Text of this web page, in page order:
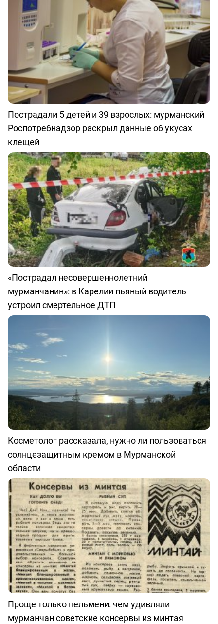
Пострадали 5 детей и 39 взрослых: мурманский
Роспотребнадзор раскрыл данные об укусах
клещей
«Пострадал несовершеннолетний
мурманчанин»: в Карелии пьяный водитель
устроил смертельное ДТП
Косметолог рассказала, нужно ли пользоваться
солнцезащитным кремом в Мурманской
области
Проще только пельмени: чем удивляли
мурманчан советские консервы из минтая